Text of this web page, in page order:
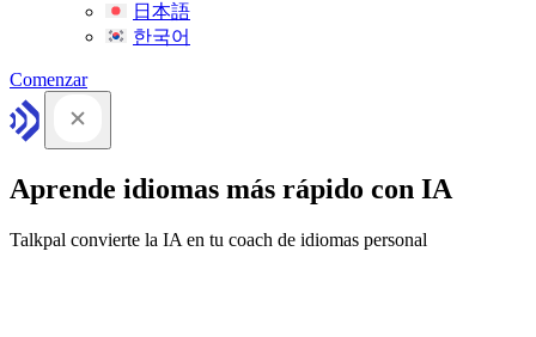
日本語
한국어
Comenzar
Aprende idiomas más rápido con IA
Talkpal convierte la IA en tu coach de idiomas personal